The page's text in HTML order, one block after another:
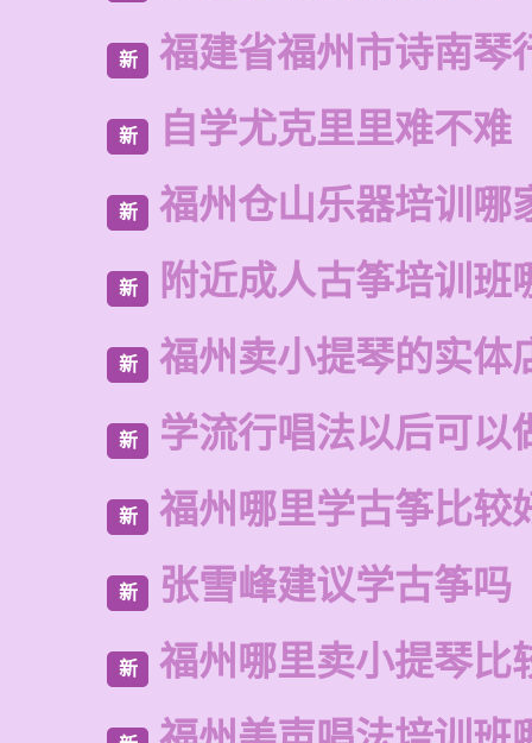
新 福建省福州市诗南琴
新 自学尤克里里难不难
新 福州仓山乐器培训哪
新 附近成人古筝培训班
新 福州卖小提琴的实体
新 学流行唱法以后可以
新 福州哪里学古筝比较
新 张雪峰建议学古筝吗
新 福州哪里卖小提琴比